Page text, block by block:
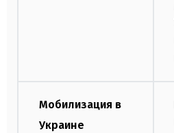
Мобилизация в
Украине